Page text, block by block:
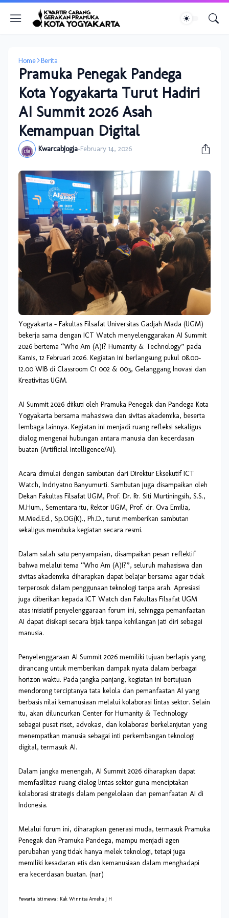
Home Berita
Pramuka Penegak Pandega
Kota Yogyakarta Turut Hadiri
AI Summit 2026 Asah
Kemampuan Digital
KwarcabJogja-February 14, 2026
Yogyakarta – Fakultas Filsafat Universitas Gadjah Mada (UGM)
bekerja sama dengan ICT Watch menyelenggarakan AI Summit
2026 bertema “Who Am (A)I? Humanity & Technology” pada
Kamis, 12 Februari 2026. Kegiatan ini berlangsung pukul 08.00–
12.00 WIB di Classroom C1 002 & 003, Gelanggang Inovasi dan
Kreativitas UGM.
AI Summit 2026 diikuti oleh Pramuka Penegak dan Pandega Kota
Yogyakarta bersama mahasiswa dan sivitas akademika, beserta
lembaga lainnya. Kegiatan ini menjadi ruang refleksi sekaligus
dialog mengenai hubungan antara manusia dan kecerdasan
buatan (Artificial Intelligence/AI).
Acara dimulai dengan sambutan dari Direktur Eksekutif ICT
Watch, Indriyatno Banyumurti. Sambutan juga disampaikan oleh
Dekan Fakultas Filsafat UGM, Prof. Dr. Rr. Siti Murtiningsih, S.S.,
M.Hum., Sementara itu, Rektor UGM, Prof. dr. Ova Emilia,
M.Med.Ed., Sp.OG(K)., Ph.D., turut memberikan sambutan
sekaligus membuka kegiatan secara resmi.
Dalam salah satu penyampaian, disampaikan pesan reflektif
bahwa melalui tema “Who Am (A)I?”, seluruh mahasiswa dan
sivitas akademika diharapkan dapat belajar bersama agar tidak
terperosok dalam penggunaan teknologi tanpa arah. Apresiasi
juga diberikan kepada ICT Watch dan Fakultas Filsafat UGM
atas inisiatif penyelenggaraan forum ini, sehingga pemanfaatan
AI dapat disikapi secara bijak tanpa kehilangan jati diri sebagai
manusia.
Penyelenggaraan AI Summit 2026 memiliki tujuan berlapis yang
dirancang untuk memberikan dampak nyata dalam berbagai
horizon waktu. Pada jangka panjang, kegiatan ini bertujuan
mendorong terciptanya tata kelola dan pemanfaatan AI yang
berbasis nilai kemanusiaan melalui kolaborasi lintas sektor. Selain
itu, akan diluncurkan Center for Humanity & Technology
sebagai pusat riset, advokasi, dan kolaborasi berkelanjutan yang
menempatkan manusia sebagai inti perkembangan teknologi
digital, termasuk AI.
Dalam jangka menengah, AI Summit 2026 diharapkan dapat
memfasilitasi ruang dialog lintas sektor guna menciptakan
kolaborasi strategis dalam pengelolaan dan pemanfaatan AI di
Indonesia.
Melalui forum ini, diharapkan generasi muda, termasuk Pramuka
Penegak dan Pramuka Pandega, mampu menjadi agen
perubahan yang tidak hanya melek teknologi, tetapi juga
memiliki kesadaran etis dan kemanusiaan dalam menghadapi
era kecerdasan buatan. (nar)
Pewarta Istimewa : Kak Winnisa Amelia J H